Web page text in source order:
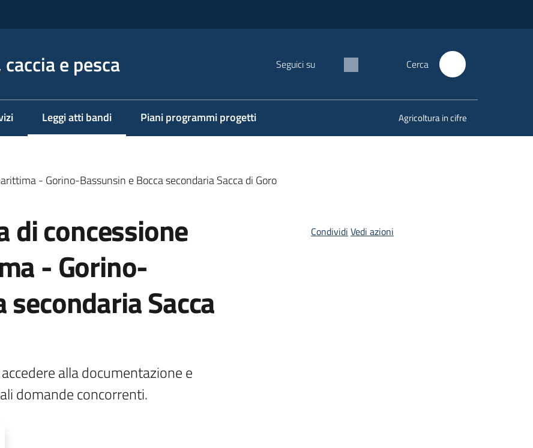
e pesca Seguici su Cerca
Leggi atti bandi
Menu selezionato Piani programmi progetti Agricoltura in cifre
- Gorino-Bassunsin e Bocca secondaria Sacca di Goro
di concessione
- Gorino-
Sacca
alla documentazione e
domande concorrenti.
Condividi Vedi azioni